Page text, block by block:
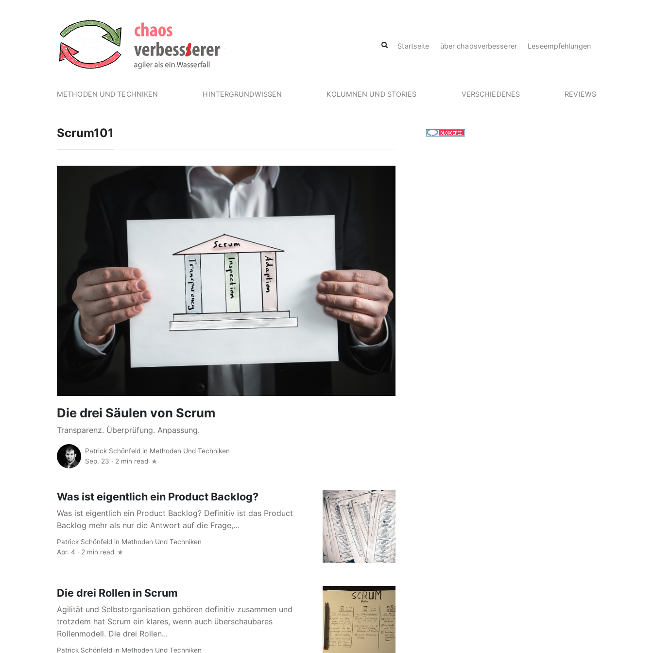
Startseite über chaosverbesserer Leseempfehlungen
METHODEN UND TECHNIKEN HINTERGRUNDWISSEN KOLUMNEN UND STORIES VERSCHIEDENES REVIEWS
Scrum101
Die drei Säulen von Scrum
Transparenz. Überprüfung. Anpassung.
Patrick Schönfeld in Methoden Und Techniken
Sep. 23 · 2 min read
Was ist eigentlich ein Product Backlog?
Was ist eigentlich ein Product Backlog? Definitiv ist das Product
Backlog mehr als nur die Antwort auf die Frage,...
Patrick Schönfeld in Methoden Und Techniken
Apr. 4 · 2 min read
Die drei Rollen in Scrum
Agilität und Selbstorganisation gehören definitiv zusammen und
trotzdem hat Scrum ein klares, wenn auch überschaubares
Rollenmodell. Die drei Rollen...
Patrick Schönfeld in Methoden Und Techniken